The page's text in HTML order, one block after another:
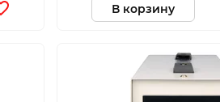
В корзину